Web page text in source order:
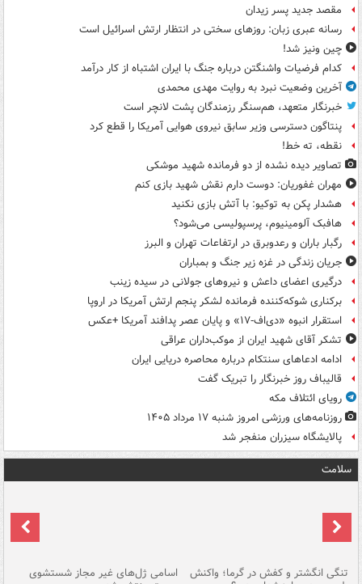
مقصد جدید پسر زیدان
رسانه عبری زبان: روزهای سختی در انتظار ارتش اسرائیل است
چین ونیز شد!
کدام فرضیات واشنگتن درباره جنگ با ایران اشتباه از کار درآمد
آخرین وضعیت نبرد به روایت مهدی محمدی
خبرنگار متعهد، هم‌سنگر رزمندگان پشت لانچر است
پنتاگون دسترسی وزیر سابق نیروی هوایی آمریکا را قطع کرد
نقطه، ته خط!
تصاویر دیده‌ نشده از دو فرمانده شهید موشکی
مهران غفوریان: دوست دارم نقش شهید بازی کنم
هشدار پکن به توکیو: با آتش بازی نکنید
هافبک آلومینیوم، پرسپولیسی می‌شود؟
رگبار باران و رعدوبرق در ارتفاعات تهران و البرز
جریان زندگی در غزه زیر جنگ و بمباران
درگیری اعضای داعش و نیروهای جولانی در سیده زینب
برکناری شوکه‌کننده فرمانده لشکر پنجم ارتش آمریکا در اروپا
استقرار انبوه «دی‌اف‑۱۷» و پایان عصر پدافند آمریکا +عکس
تشکر آقای شهید ایران از موکب‌داران عراقی
ادامه ادعاهای سنتکام درباره محاصره دریایی ایران
قالیباف روز خبرنگار را تبریک گفت
رویای ائتلاف مکه
روزنامه‌های ورزشی امروز ‌شنبه ۱۷ مرداد ۱۴۰۵
پالایشگاه سیزران منفجر شد
سلامت
تنگی انگشتر و کفش در گرما؛ واکنش اسامی ژل‌های غیر مجاز شستشوی